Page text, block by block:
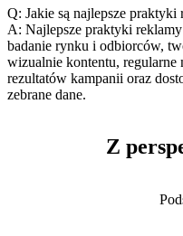
Q: Jakie są najlepsze praktyki
A: Najlepsze praktyki
badanie rynku‌ i odbiorców,
⁣wizualnie ​kontentu,​
rezultatów ‍kampanii oraz
⁢zebrane ‌dane.
Z